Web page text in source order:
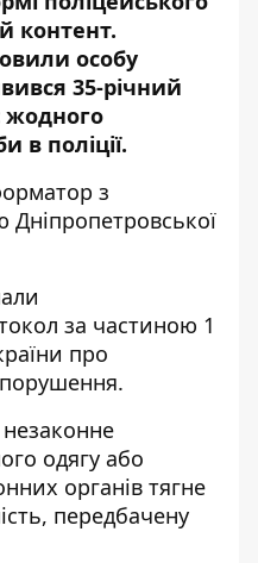
контент.
особу
35-річний
жодного
в поліції.
з
Дніпропетровської
за частиною 1
про
одягу або
органів тягне
передбачену